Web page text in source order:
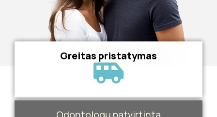
Greitas pristatymas
Odontologų patvirtinta